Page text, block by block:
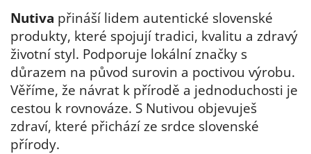
Nutiva přináší lidem autentické slovenské
produkty, které spojují tradici, kvalitu a zdravý
životní styl. Podporuje lokální značky s
důrazem na původ surovin a poctivou výrobu.
Věříme, že návrat k přírodě a jednoduchosti je
cestou k rovnováze. S Nutivou objevuješ
zdraví, které přichází ze srdce slovenské
přírody.